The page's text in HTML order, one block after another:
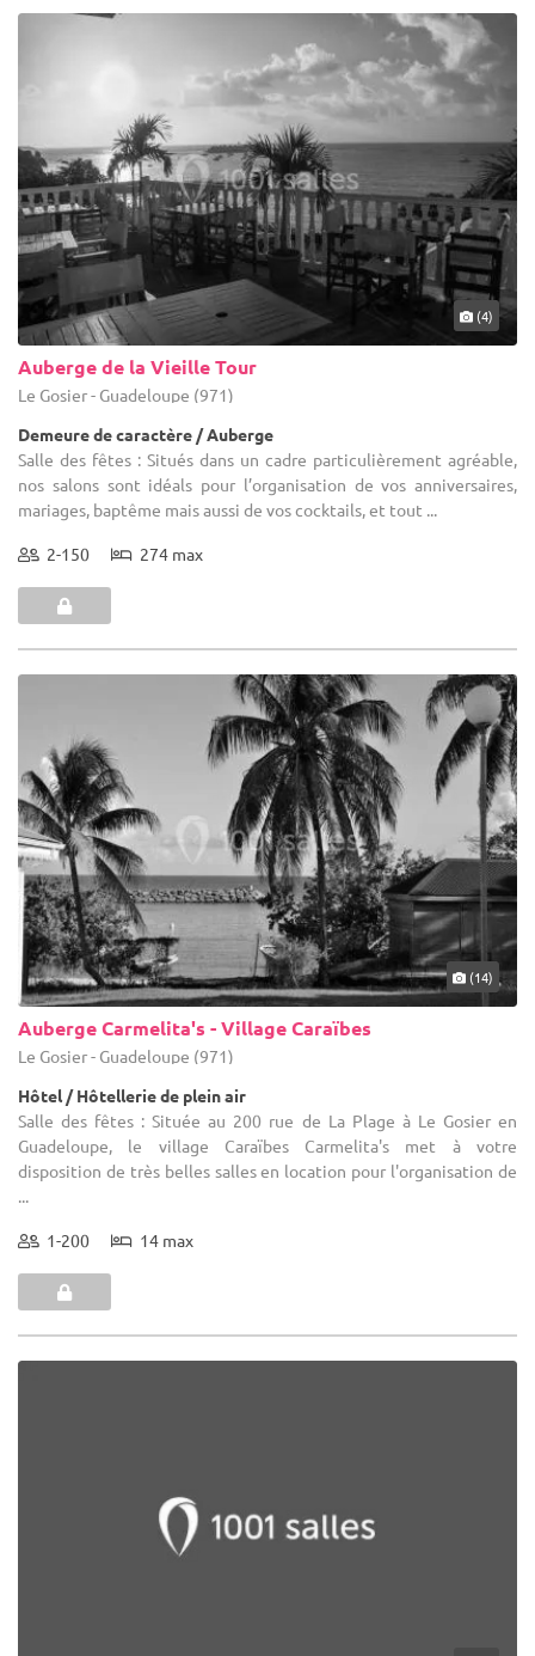
(4)
Auberge de la Vieille Tour
Le Gosier - Guadeloupe (971)
Demeure de caractère / Auberge
Salle des fêtes : Situés dans un cadre particulièrement agréable,
nos salons sont idéals pour l’organisation de vos anniversaires,
mariages, baptême mais aussi de vos cocktails, et tout ...
2-150 274 max
(14)
Auberge Carmelita's - Village Caraïbes
Le Gosier - Guadeloupe (971)
Hôtel / Hôtellerie de plein air
Salle des fêtes : Située au 200 rue de La Plage à Le Gosier en
Guadeloupe, le village Caraïbes Carmelita's met à votre
disposition de très belles salles en location pour l'organisation de
...
1-200 14 max